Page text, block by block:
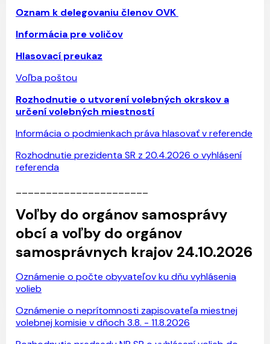
Oznam k delegovaniu členov OVK
Informácia pre voličov
Hlasovací preukaz
Voľba poštou
Rozhodnutie o utvorení volebných okrskov a
určení volebných miestností
Informácia o podmienkach práva hlasovať v referende
Rozhodnutie prezidenta SR z 20.4.2026 o vyhlásení
referenda
Voľby do orgánov samosprávy
obcí a voľby do orgánov
samosprávnych krajov 24.10.2026
Oznámenie o počte obyvateľov ku dňu vyhlásenia
volieb
Oznámenie o neprítomnosti zapisovateľa miestnej
volebnej komisie v dňoch 3.8. - 11.8.2026